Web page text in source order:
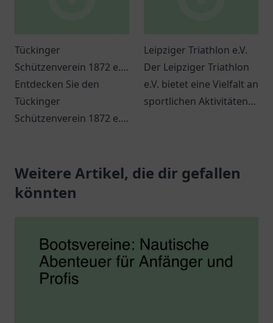
Tückinger
Schützenverein 1872 e.V.
Geschäftsstelle
Entdecken Sie den
Tückinger
Schützenverein 1872 e.V.
Tradition und
spannende
Leipziger Triathlon e.V.
Der Leipziger Triathlon
e.V. bietet eine Vielfalt an
sportlichen Aktivitäten
Weitere Artikel, die dir gefallen
könnten